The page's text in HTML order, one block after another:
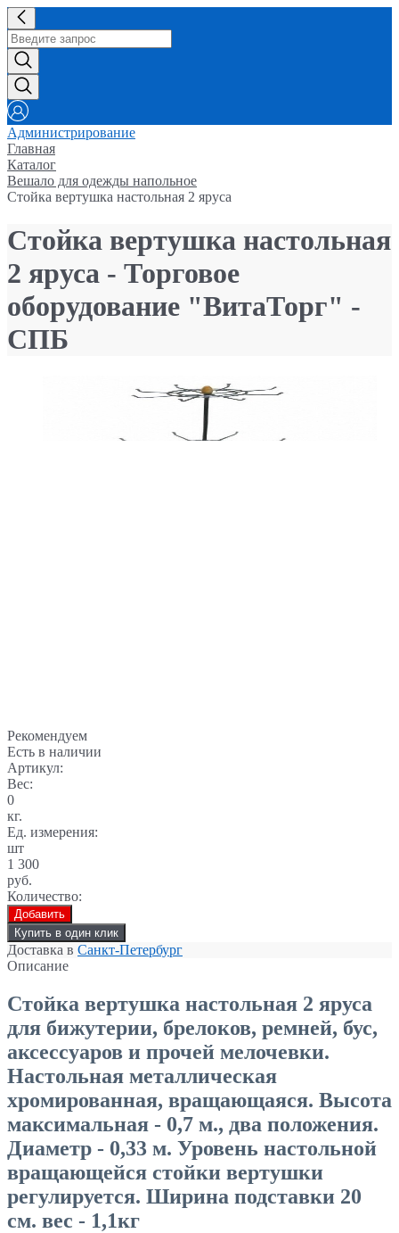
Администрирование
Главная
Каталог
Вешало для одежды напольное
Стойка вертушка настольная 2 яруса
Стойка вертушка настольная
2 яруса - Торговое
оборудование "ВитаТорг" -
СПБ
Рекомендуем
Есть в наличии
Артикул:
Вес:
0
кг.
Ед. измерения:
шт
1 300
руб.
Количество:
Добавить
Купить в один клик
Доставка в Санкт-Петербург
Описание
Стойка вертушка настольная 2 яруса
для бижутерии, брелоков, ремней, бус,
аксессуаров и прочей мелочевки.
Настольная металлическая
хромированная, вращающаяся. Высота
максимальная - 0,7 м., два положения.
Диаметр - 0,33 м. Уровень настольной
вращающейся стойки вертушки
регулируется. Ширина подставки 20
см. вес - 1,1кг